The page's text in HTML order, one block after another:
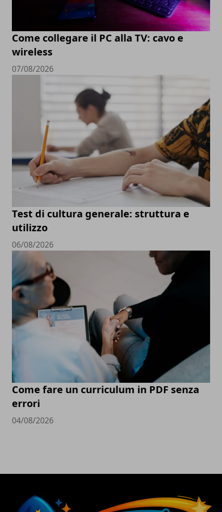
Come collegare il PC alla TV: cavo e
wireless
07/08/2026
Test di cultura generale: struttura e
utilizzo
06/08/2026
Come fare un curriculum in PDF senza
errori
04/08/2026